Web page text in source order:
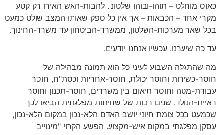
כאוס מוחלט – תוהו-ובוהו שלטוני. להבות-האש האירו רק קטע
מקרי אחד – הכבאות – אך אין כל ספק שאותו המצב שולט כמעט
בכל שאר מערכות-השלטון, ממשרד-הביטחון עד משרד-החינוך.
עד כה שיערנו. עכשיו אנחנו יודעים.
מה שהתגלה השבוע לעיני כל הוא תמונה מבהילה של
חוסר-כשירות וחוסר יכולת, חוסר-אחריות וכסת"ח, חוסר
עבודת-מטה וחוסר תיאום בין משרדים, חוסר-תכנון וחוסר
ראיית-הנולד. שנים רבות של שחיתות מפלגתית הביאו לכך
שכמעט בכל צומת חיוני יושב האדם הלא-נכון במקום הלא-נכון,
עסקן מפלגתי במקום איש-מקצוע. הפשע הקרוי "מינויים